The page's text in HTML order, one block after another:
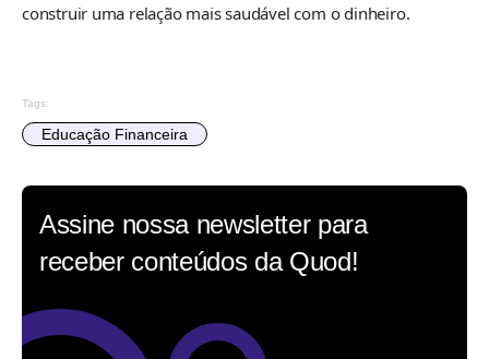
construir uma relação mais saudável com o dinheiro.
Tags:
Educação Financeira
Assine nossa newsletter para
receber conteúdos da Quod!